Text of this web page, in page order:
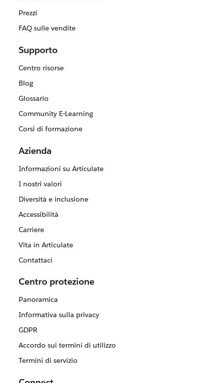
Prezzi
FAQ sulle vendite
Supporto
Centro risorse
Blog
Glossario
Community E-Learning
Corsi di formazione
Azienda
Informazioni su Articulate
I nostri valori
Diversità e inclusione
Accessibilità
Carriere
Vita in Articulate
Contattaci
Centro protezione
Panoramica
Informativa sulla privacy
GDPR
Accordo sui termini di utilizzo
Termini di servizio